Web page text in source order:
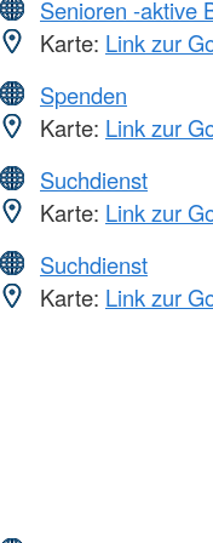
Senioren -aktive
Karte: Link zur
Spenden
Karte: Link zur
Suchdienst
Karte: Link zur
Suchdienst
Karte: Link zur